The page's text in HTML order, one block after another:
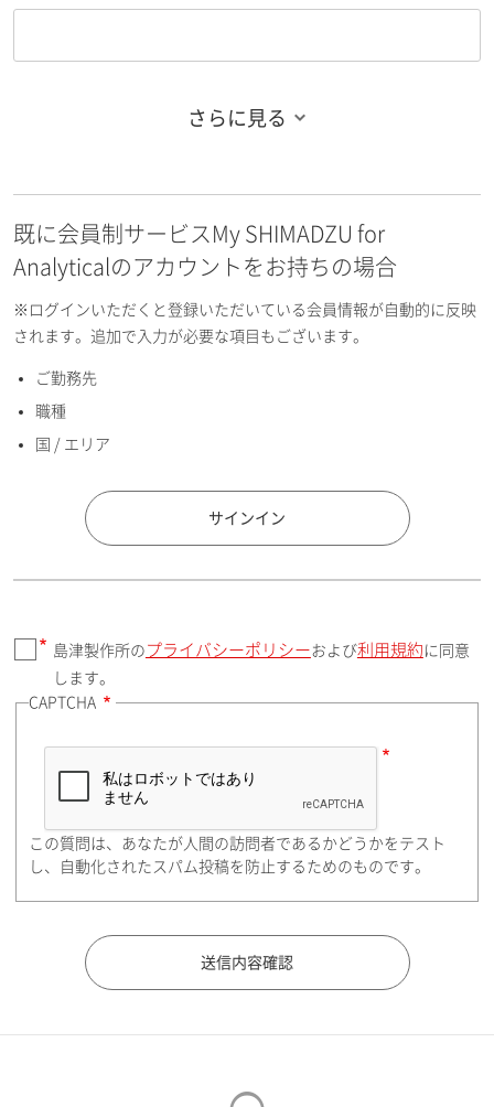
お名前フリガナ（名）
E-mailアドレス（半角英数）
国 / エリア
郵便番号（勤務先）
住所検索
都道府県（勤務先）
さらに見る
既に会員制サービスMy SHIMADZU for
Analyticalのアカウントをお持ちの場合
※ログインいただくと登録いただいている会員情報が自動的に反映
されます。追加で入力が必要な項目もございます。
ご勤務先
職種
国 / エリア
サインイン
島津製作所の プライバシーポリシー および利用規約 に同意
します。
CAPTCHA
この質問は、あなたが人間の訪問者であるかどうかをテスト
し、自動化されたスパム投稿を防止するためのものです。